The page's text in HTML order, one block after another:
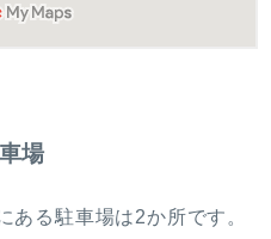
場
ある駐車場は2か所です。